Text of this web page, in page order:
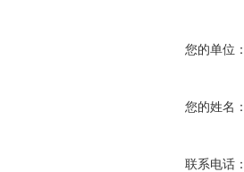
您的单位
您的姓名
联系电话